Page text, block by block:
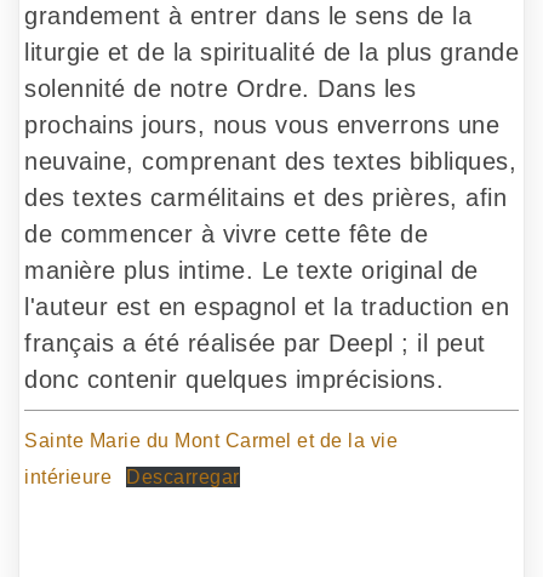
grandement à entrer dans le sens de la
liturgie et de la spiritualité de la plus grande
solennité de notre Ordre. Dans les
prochains jours, nous vous enverrons une
neuvaine, comprenant des textes bibliques,
des textes carmélitains et des prières, afin
de commencer à vivre cette fête de
manière plus intime. Le texte original de
l'auteur est en espagnol et la traduction en
français a été réalisée par Deepl ; il peut
donc contenir quelques imprécisions.
Sainte Marie du Mont Carmel et de la vie
intérieure
Descarregar